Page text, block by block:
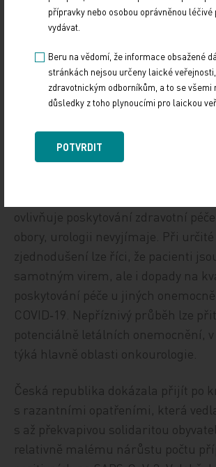
nemají obtíže, nehraje roli.
Prof. MUDr. Marek Babjuk,
Motole, člen výboru České
ČLS JEP
ovlivňuje poskytování zdravotní
obory, urologii nevyjímaje. Při
zjednodušení lze říci, že pacienti
samotným virem, ale i dopady na
poskytování péče u jiných
COVID‑19. Nepříznivý průběh lze
potenciálně letálních onemocnění,
týká hlavně oblasti onkourologie.
Česká republika dokázala přijít po
s razantními opatřeními, která
s až překvapivou solidaritou
relativně malému nárůstu počtu
přípravky nebo osobou oprávněnou léčivé
vydávat.
Beru na vědomí, že informace obsažené
stránkách nejsou určeny laické
zdravotnickým odborníkům, a to se všemi
důsledky z toho plynoucími pro laickou
POTVRDIT